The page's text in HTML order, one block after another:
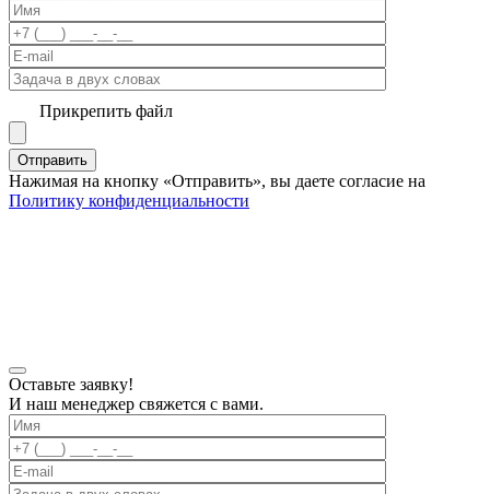
Прикрепить файл
Нажимая на кнопку «Отправить», вы даете согласие на
Политику конфиденциальности
Оставьте заявку!
И наш менеджер свяжется с вами.